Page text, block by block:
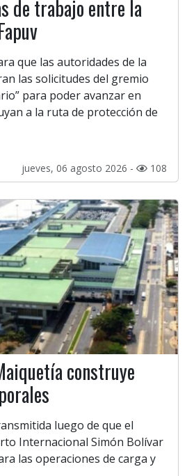
de trabajo entre la
que las autoridades de la
las solicitudes del gremio
para poder avanzar en
a la ruta de protección de
jueves, 06 agosto 2026 - 108
construye
luego de que el
Internacional Simón Bolívar
las operaciones de carga y